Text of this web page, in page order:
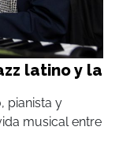
latino y la
pianista y
musical entre